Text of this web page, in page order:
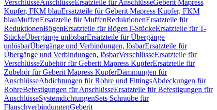
VerschlüsseAnschlüsseErsatzteile für AnschlüsseGeberit Mapress
Kupfer, FKM blauErsatzteile für Geberit Mapress Kupfer, FKM
blauMuffenErsatzteile für MuffenReduktionenErsatzteile für
ReduktionenBögenErsatzteile für BögenT-StückeErsatzteile für T-
StückeÜbergänge unlösbarErsatzteile für Übergänge
unlösbarÜbergänge und Verbindungen, lösbarErsatzteile für
Übergänge und Verbindungen, lösbarVerschlüsseErsatzteile für
VerschlüsseZubehör für Geberit Mapress KupferErsatzteile für
Zubehör für Geberit Mapress KupferDämmungen für
AnschlüsseAbdichtungen für Rohre und FittingsAbdeckungen für
RohreBefestigungen für AnschlüsseErsatzteile für Befestigungen für
AnschlüsseSystemdichtungenSets Schraube für
FlanschverbindungenGeberit